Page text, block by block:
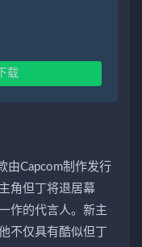
载
由Capcom制作发行
角但丁将退居幕
作的代言人。新主
不仅具有酷似但丁